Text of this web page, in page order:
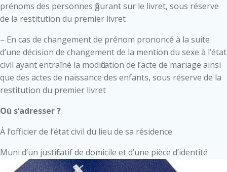
prénoms des personnes figurant sur le livret, sous réserve
de la restitution du premier livret
– En cas de changement de prénom prononcé à la suite
d’une décision de changement de la mention du sexe à l’état
civil ayant entraîné la modification de l’acte de mariage ainsi
que des actes de naissance des enfants, sous réserve de la
restitution du premier livret
Où s’adresser ?
À l’officier de l’état civil du lieu de sa résidence
Muni d’un justificatif de domicile et d’une pièce d’identité